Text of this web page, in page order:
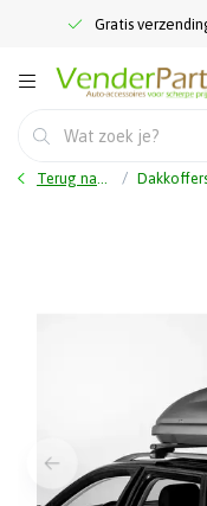
Gratis
Terug naar home